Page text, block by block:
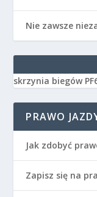
Nie zawsze
skrzynia biegów
PRAWO
Jak zdobyć
Zapisz się na